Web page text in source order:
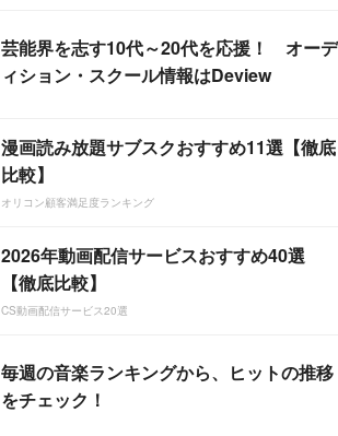
芸能界を志す10代～20代を応援！ オーデ
ィション・スクール情報はDeview
漫画読み放題サブスクおすすめ11選【徹底
比較】
オリコン顧客満足度ランキング
2026年動画配信サービスおすすめ40選
【徹底比較】
CS動画配信サービス20選
毎週の音楽ランキングから、ヒットの推移
をチェック！